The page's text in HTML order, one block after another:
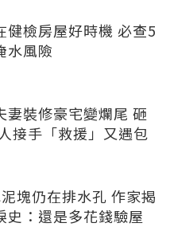
健檢房屋好時機 必查5
水風險
妻裝修豪宅變爛尾 砸
接手「救援」又遇包
塊仍在排水孔 作家揭
史：還是多花錢驗屋